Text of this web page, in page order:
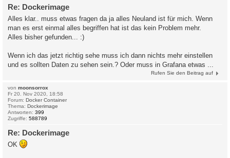
Re: Dockerimage
Alles klar.. muss etwas fragen da ja alles Neuland ist für mich. Wenn
man es erst einmal alles begriffen hat ist das kein Problem mehr.
Alles bisher gefunden... :)
Wenn ich das jetzt richtig sehe muss ich dann nichts mehr einstellen
und es sollten Daten zu sehen sein.? Oder muss in Grafana etwas ...
Rufen Sie den Beitrag auf
von moonsorrox
Fr 20. Nov 2020, 18:58
Forum: Docker Container
Thema: Dockerimage
Antworten: 399
Zugriffe: 588789
Re: Dockerimage
OK